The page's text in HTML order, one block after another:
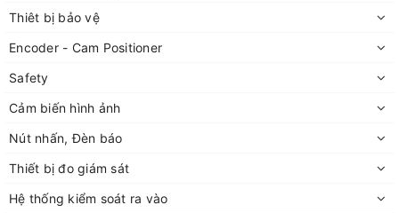
Thiêt bị bảo vệ
Encoder - Cam Positioner
Safety
Cảm biến hình ảnh
Nút nhấn, Đèn báo
Thiết bị đo giám sát
Hệ thống kiểm soát ra vào